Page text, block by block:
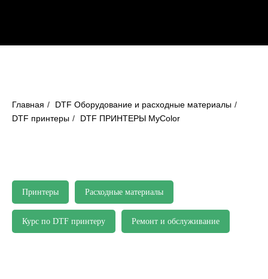
Главная / DTF Оборудование и расходные материалы /
DTF принтеры / DTF ПРИНТЕРЫ MyColor
Принтеры Расходные материалы
Курс по DTF принтеру Ремонт и обслуживание